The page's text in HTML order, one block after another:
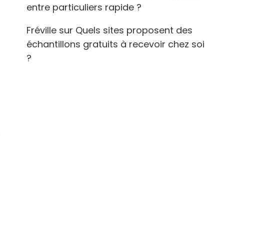
entre particuliers rapide ?
Fréville sur Quels sites proposent des
échantillons gratuits à recevoir chez soi
?